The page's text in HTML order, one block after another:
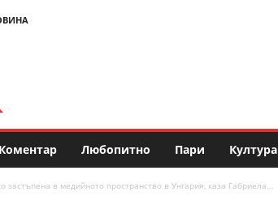
Коментар Любопитно Пари Култура
застъпена в медийното пространство в Унгария, каза Габриела...